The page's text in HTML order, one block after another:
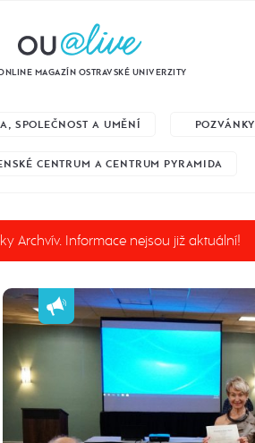
MAGAZÍN OSTRAVSKÉ UNIVERZITY
SPOLEČNOST A UMĚNÍ POZVÁNKY
CENTRUM A CENTRUM PYRAMIDA
Archvív. Informace nejsou již aktuální!